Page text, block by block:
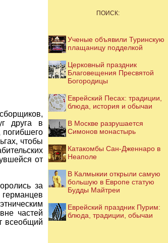
друга в
погибшего
чтобы
от
за
частей
всеобщий
ПОИСК:
Ученые объявили Туринскую
плащаницу подделкой
Церковный праздник
Благовещения Пресвятой
Богородицы
Еврейский Песах: традиции,
блюда, история и обычаи
В Москве разрушается
Симонов монастырь
Катакомбы Сан-Дженнаро в
Неаполе
В Калмыкии открыли самую
большую в Европе статую
Будды Майтреи
Еврейский праздник Пурим:
блюда, традиции, обычаи